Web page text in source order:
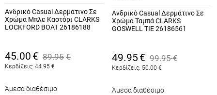
Ανδρικό Casual Δερμάτινο Σε
Χρώμα Μπλε Καστόρι CLARKS
LOCKFORD BOAT 26186188
45.00 € 89.95 €
Κερδίζεις: 44.95 €
Άμεσα διαθέσιμο
Ανδρικό Casual Δερμάτινο Σε
Χρώμα Ταμπά CLARKS
GOSWELL TIE 26186561
49.95 € 99.95 €
Κερδίζεις: 50.00 €
Άμεσα διαθέσιμο